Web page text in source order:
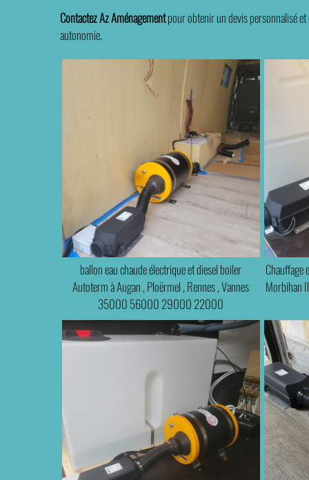
Contactez Az Aménagementpour obtenir un devis personnalisé
autonomie.
ballon eau chaude électrique et diesel boiler
Autoterm à Augan , Ploërmel , Rennes , Vannes
35000 56000 29000 22000
Chauffage
Morbihan